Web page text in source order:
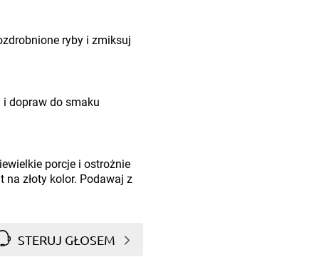
ryby i zmiksuj
dopraw do smaku
porcje i ostrożnie
na złoty kolor. Podawaj z
STERUJ GŁOSEM